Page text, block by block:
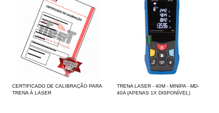
CERTIFICADO DE CALIBRAÇÃO PARA
TRENA À LASER
TRENA LASER - 40M - MINIPA - MD-
40A (APENAS 1X DISPONÍVEL)